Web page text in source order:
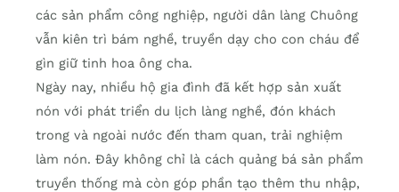
các sản phẩm công nghiệp, người dân làng Chuông
vẫn kiên trì bám nghề, truyền dạy cho con cháu để
gìn giữ tinh hoa ông cha.
Ngày nay, nhiều hộ gia đình đã kết hợp sản xuất
nón với phát triển du lịch làng nghề, đón khách
trong và ngoài nước đến tham quan, trải nghiệm
làm nón. Đây không chỉ là cách quảng bá sản phẩm
truyền thống mà còn góp phần tạo thêm thu nhập,